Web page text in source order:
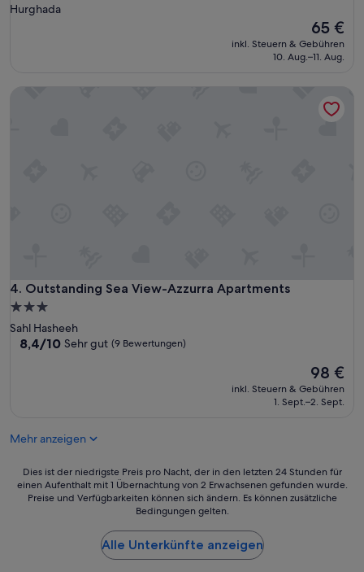
Hurghada
Der
Preis
beträgt
65 €
inkl. Steuern & Gebühren
10. Aug.–11. Aug.
4. Outstanding Sea View-Azzurra Apartments
Outstanding Sea View-Azzurra Apartments
3.0-
Sterne-
Unterkunft
Sahl Hasheeh
8.4
8,4/10 Sehr gut (9 Bewertungen)
Der
Preis
beträgt
98 €
inkl. Steuern & Gebühren
1. Sept.–2. Sept.
Mehr anzeigen
Dies
ist
Dies ist der niedrigste Preis pro Nacht, der in den letzten 24 Stunden für
einen Aufenthalt mit 1 Übernachtung von 2 Erwachsenen gefunden wurde.
Preise und Verfügbarkeiten können sich ändern. Es können zusätzliche
Bedingungen gelten.
Alle Unterkünfte anzeigen